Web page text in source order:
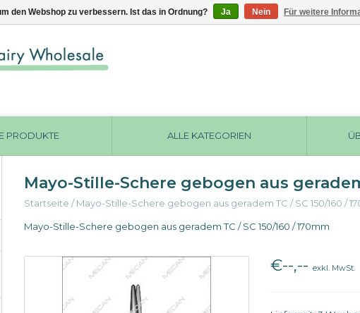
PRODUKTE ALLE KATEGORIEN
Mayo-Stille-Schere gebogen aus
Startseite /Mayo-Stille-Schere gebogen aus geradem TC / SC 150/160 /
Mayo-Stille-Schere gebogen aus geradem TC / SC 150/160 / 170mm
€--,--exkl. MwSt.
den Webshop zu verbessern. Ist das in Ordnung? Ja Nein Für weitere